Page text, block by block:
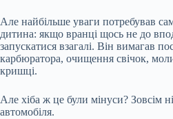
Але найбільше уваги потребував
дитина: якщо вранці щось не до
запускатися взагалі. Він вимагав
карбюратора, очищення свічок,
кришці.
Але хіба ж це були мінуси? Зовсім
автомобіля.